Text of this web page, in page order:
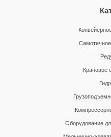
Крановое
Оборудование